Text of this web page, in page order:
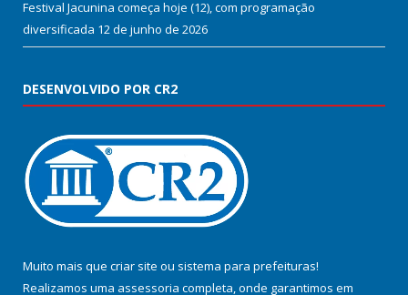
Festival Jacunina começa hoje (12), com programação
diversificada 12 de junho de 2026
DESENVOLVIDO POR CR2
Muito mais que criar site ou sistema para prefeituras!
Realizamos uma assessoria completa, onde garantimos em